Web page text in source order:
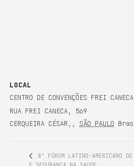
LOCAL
CENTRO DE CONVENÇÕES FREI CANECA
RUA FREI CANECA, 569
CERQUEIRA CÉSAR, , SÃO PAULO
8º FÓRUM LATINO-AMERICANO